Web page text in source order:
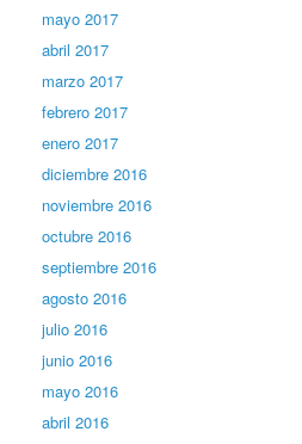
mayo 2017
abril 2017
marzo 2017
febrero 2017
enero 2017
diciembre 2016
noviembre 2016
octubre 2016
septiembre 2016
agosto 2016
julio 2016
junio 2016
mayo 2016
abril 2016